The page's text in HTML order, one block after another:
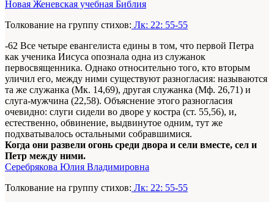
Новая Женевская учебная Библия
Толкование на группу стихов: Лк: 22: 55-55
-62 Все четыре евангелиста едины в том, что первой Петра
как ученика Иисуса опознала одна из служанок
первосвященника. Однако относительно того, кто вторым
уличил его, между ними существуют разногласия: называются
та же служанка (Мк. 14,69), другая служанка (Мф. 26,71) и
слуга-мужчина (22,58). Объяснение этого разногласия
очевидно: слуги сидели во дворе у костра (ст. 55,56), и,
естественно, обвинение, выдвинутое одним, тут же
подхватывалось остальными собравшимися.
Когда они развели огонь среди двора и сели вместе, сел и
Петр между ними.
Серебрякова Юлия Владимировна
Толкование на группу стихов: Лк: 22: 55-55